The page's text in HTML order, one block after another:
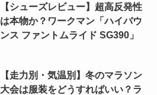
【シューズレビュー】超高反発性
は本物か？ワークマン「ハイバウ
ンス ファントムライド SG390」
【走力別・気温別】冬のマラソン
大会は服装をどうすればいい？ラ